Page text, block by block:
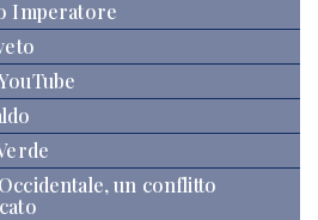
Imperatore
un conflitto